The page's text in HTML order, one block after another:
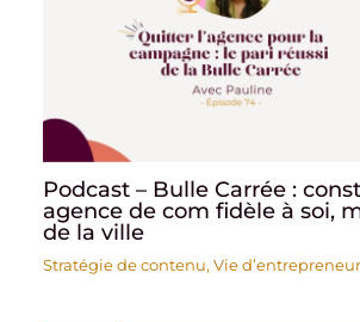
Podcast – Bulle Carrée :
agence de com fidèle à soi,
de la ville
Stratégie de contenu,Vie d’entrepreneur